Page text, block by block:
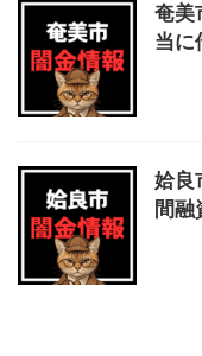
奄美
当に
姶良
間融